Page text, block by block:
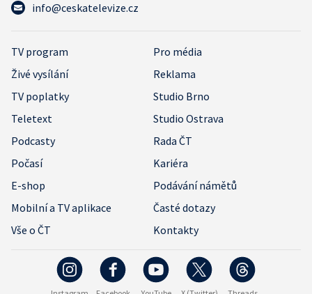
info@ceskatelevize.cz
TV program
Pro média
Živé vysílání
Reklama
TV poplatky
Studio Brno
Teletext
Studio Ostrava
Podcasty
Rada ČT
Počasí
Kariéra
E-shop
Podávání námětů
Mobilní a TV aplikace
Časté dotazy
Vše o ČT
Kontakty